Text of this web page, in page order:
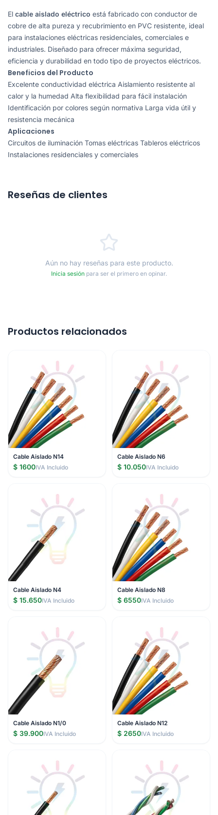
El cable aislado eléctrico está fabricado con conductor de
cobre de alta pureza y recubrimiento en PVC resistente, ideal
para instalaciones eléctricas residenciales, comerciales e
industriales. Diseñado para ofrecer máxima seguridad,
eficiencia y durabilidad en todo tipo de proyectos eléctricos.
Beneficios del Producto
Excelente conductividad eléctrica Aislamiento resistente al
calor y la humedad Alta flexibilidad para fácil instalación
Identificación por colores según normativa Larga vida útil y
resistencia mecánica
Aplicaciones
Circuitos de iluminación Tomas eléctricas Tableros eléctricos
Instalaciones residenciales y comerciales
Reseñas de clientes
Aún no hay reseñas para este producto.
Inicia sesión para ser el primero en opinar.
Productos relacionados
Cable Aislado N14
$ 1600IVA Incluido
Cable Aislado N6
$ 10.050IVA Incluido
Cable Aislado N4
$ 15.650IVA Incluido
Cable Aislado N8
$ 6550IVA Incluido
Cable Aislado N1/0
$ 39.900IVA Incluido
Cable Aislado N12
$ 2650IVA Incluido